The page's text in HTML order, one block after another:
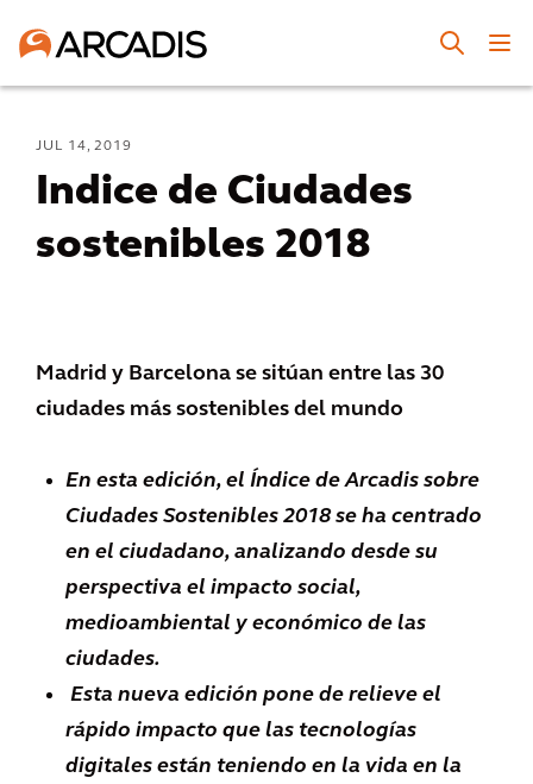
JUL 14, 2019
Indice de Ciudades
sostenibles 2018
Madrid y Barcelona se sitúan entre las 30
ciudades más sostenibles del mundo
En esta edición, el Índice de Arcadis sobre
Ciudades Sostenibles 2018 se ha centrado
en el ciudadano, analizando desde su
perspectiva el impacto social,
medioambiental y económico de las
ciudades.
Esta nueva edición pone de relieve el
rápido impacto que las tecnologías
digitales están teniendo en la vida en la